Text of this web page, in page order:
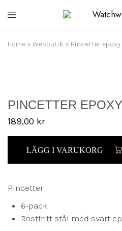
Watchwear.se
Watch
straps
and
other
Home » Webbutik » Pincetter
PINCETTER
189,00 kr
LÄGG I VARUKORG
Pincetter
6-pack
Rostfritt stål med svart